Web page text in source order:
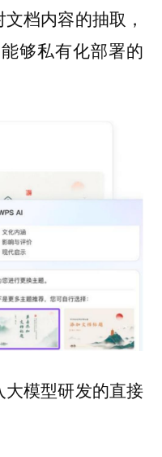
档内容的抽取，
够私有化部署的
大模型研发的直接